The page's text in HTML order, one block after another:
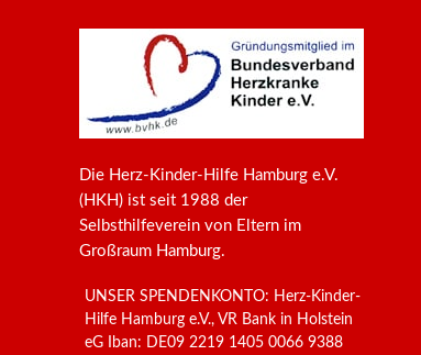
Die Herz-Kinder-Hilfe Hamburg e.V.
(HKH) ist seit 1988 der
Selbsthilfeverein von Eltern im
Großraum Hamburg.
UNSER SPENDENKONTO: Herz-Kinder-
Hilfe Hamburg e.V., VR Bank in Holstein
eG Iban: DE09 2219 1405 0066 9388